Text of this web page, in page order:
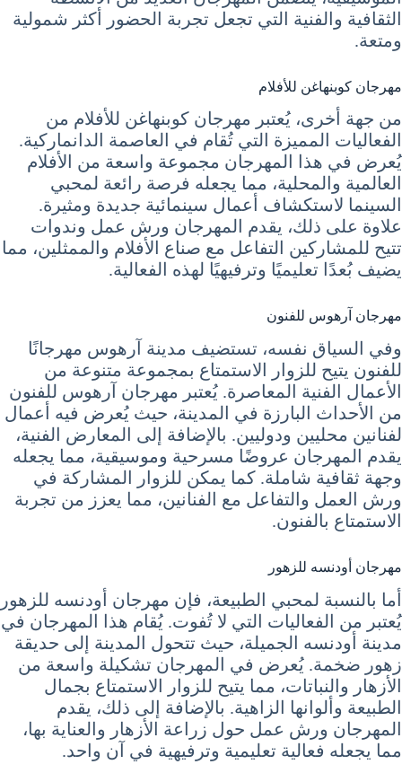
الثقافية والفنية التي تجعل تجربة الحضور أكثر شمولية
ومتعة.
مهرجان كوبنهاغن للأفلام
من جهة أخرى، يُعتبر مهرجان كوبنهاغن للأفلام من
الفعاليات المميزة التي تُقام في العاصمة الدانماركية.
يُعرض في هذا المهرجان مجموعة واسعة من الأفلام
العالمية والمحلية، مما يجعله فرصة رائعة لمحبي
السينما لاستكشاف أعمال سينمائية جديدة ومثيرة.
علاوة على ذلك، يقدم المهرجان ورش عمل وندوات
تتيح للمشاركين التفاعل مع صناع الأفلام والممثلين، مما
يضيف بُعدًا تعليميًا وترفيهيًا لهذه الفعالية.
مهرجان آرهوس للفنون
وفي السياق نفسه، تستضيف مدينة آرهوس مهرجانًا
للفنون يتيح للزوار الاستمتاع بمجموعة متنوعة من
الأعمال الفنية المعاصرة. يُعتبر مهرجان آرهوس للفنون
من الأحداث البارزة في المدينة، حيث يُعرض فيه أعمال
لفنانين محليين ودوليين. بالإضافة إلى المعارض الفنية،
يقدم المهرجان عروضًا مسرحية وموسيقية، مما يجعله
وجهة ثقافية شاملة. كما يمكن للزوار المشاركة في
ورش العمل والتفاعل مع الفنانين، مما يعزز من تجربة
الاستمتاع بالفنون.
مهرجان أودنسه للزهور
أما بالنسبة لمحبي الطبيعة، فإن مهرجان أودنسه للزهور
يُعتبر من الفعاليات التي لا تُفوت. يُقام هذا المهرجان في
مدينة أودنسه الجميلة، حيث تتحول المدينة إلى حديقة
زهور ضخمة. يُعرض في المهرجان تشكيلة واسعة من
الأزهار والنباتات، مما يتيح للزوار الاستمتاع بجمال
الطبيعة وألوانها الزاهية. بالإضافة إلى ذلك، يقدم
المهرجان ورش عمل حول زراعة الأزهار والعناية بها،
مما يجعله فعالية تعليمية وترفيهية في آن واحد.